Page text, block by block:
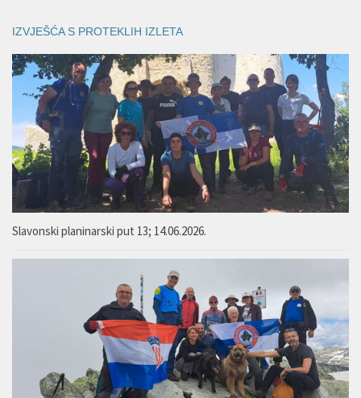
IZVJEŠĆA S PROTEKLIH IZLETA
Slavonski planinarski put 13; 14.06.2026.